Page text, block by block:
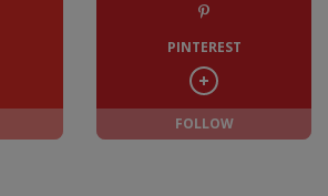
PINTEREST
FOLLOW